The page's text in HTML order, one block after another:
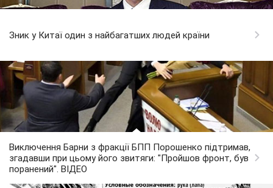
Зник у Китаї один з найбагатших людей країни
Виключення Барни з фракції БПП Порошенко підтримав,
згадавши при цьому його звитяги: "Пройшов фронт, був
поранений". ВІДЕО